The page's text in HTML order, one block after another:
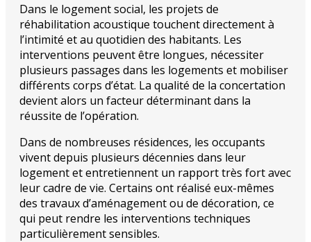
Dans le logement social, les projets de
réhabilitation acoustique touchent directement à
l’intimité et au quotidien des habitants. Les
interventions peuvent être longues, nécessiter
plusieurs passages dans les logements et mobiliser
différents corps d’état. La qualité de la concertation
devient alors un facteur déterminant dans la
réussite de l’opération.
Dans de nombreuses résidences, les occupants
vivent depuis plusieurs décennies dans leur
logement et entretiennent un rapport très fort avec
leur cadre de vie. Certains ont réalisé eux-mêmes
des travaux d’aménagement ou de décoration, ce
qui peut rendre les interventions techniques
particulièrement sensibles.